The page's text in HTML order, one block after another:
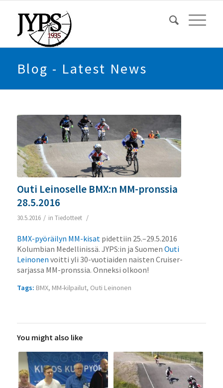
Blog - Latest News
Outi Leinoselle BMX:n MM-pronssia
28.5.2016
30.5.2016 / in Tiedotteet /
BMX-pyöräilyn MM-kisatpidettiin 25.–29.5.2016
Kolumbian Medellinissä. JYPS:in ja Suomen Outi
Leinonen voitti yli 30-vuotiaiden naisten Cruiser-
sarjassa MM-pronssia. Onneksi olkoon!
Tags: BMX, MM-kilpailut, Outi Leinonen
You might also like